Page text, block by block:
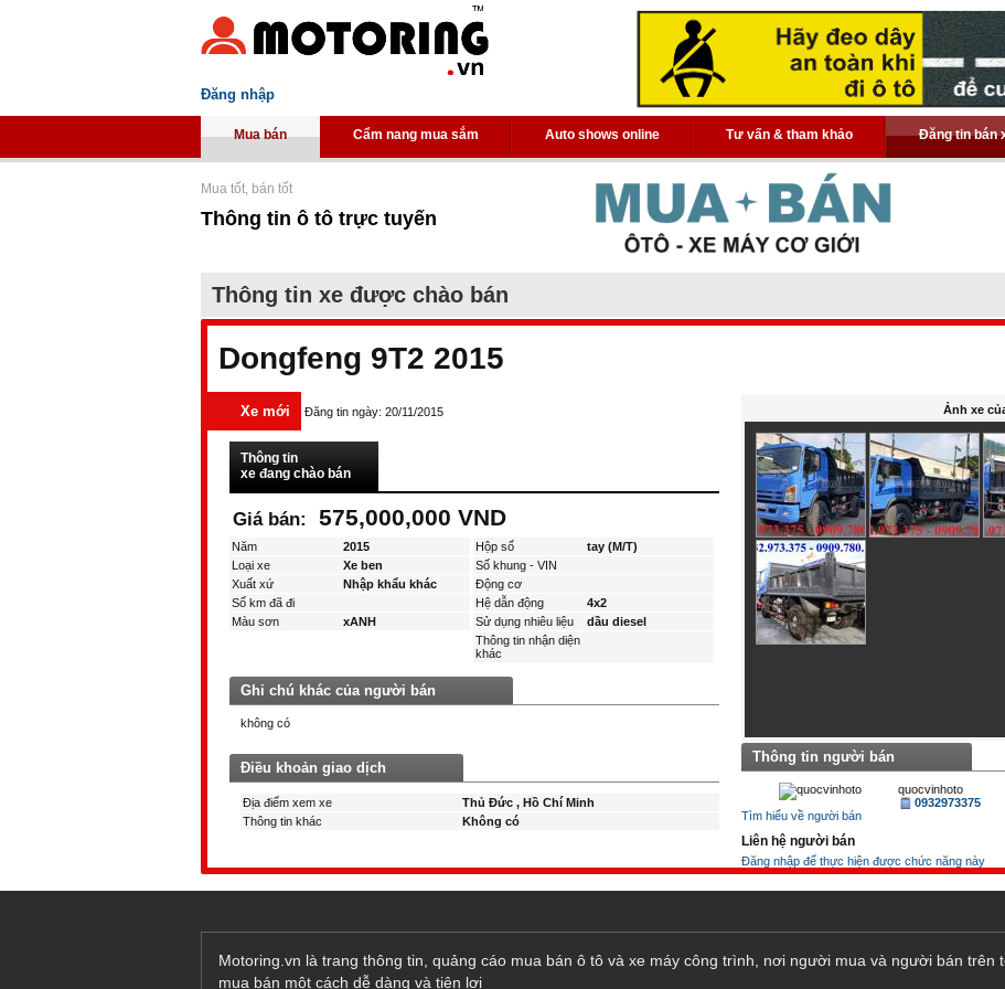
Đăng nhập
Mua bán Cẩm nang mua sắm Auto shows online Tư vấn & tham khảo Đăng tin bán
Mua tốt, bán tốt
Thông tin ô tô trực tuyến
Thông tin xe được chào bán
Dongfeng 9T2 2015
Xe mới Đăng tin ngày: 20/11/2015
Thông tin
xe đang chào bán
Giá bán: 575,000,000 VND
Năm
2015
Loại xe
Xe ben
Xuất xứ
Nhập khẩu khác
Số km đã đi
Màu sơn
xANH
Hộp số
tay (M/T)
Số khung - VIN
Động cơ
Hệ dẫn động
4x2
Sử dụng nhiêu liệu
dầu diesel
Thông tin nhận diện
khác
Ghi chú khác của người bán
không có
Điều khoản giao dịch
Địa điểm xem xe
Thủ Đức , Hồ Chí Minh
Thông tin khác
Không có
Ảnh xe
Thông tin người bán
quocvinhoto
0932973375
Tìm hiểu về người bán
Liên hệ người bán
Đăng nhập để thực hiện được chức năng này
Motoring.vn là trang thông tin, quảng cáo mua bán ô tô và xe máy công trình, nơi người mua và người bán trên
mua bán một cách dễ dàng và tiện lợi